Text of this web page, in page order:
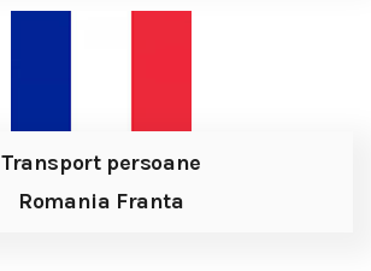
Transport persoane
Romania Franta